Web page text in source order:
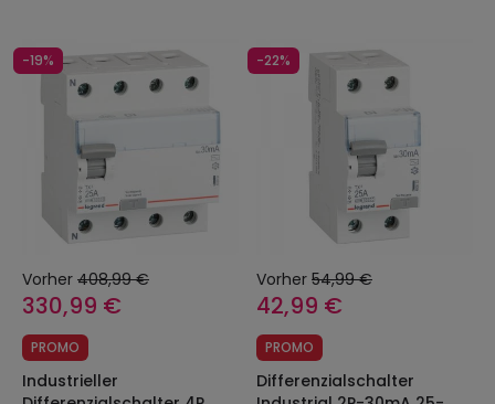
-19%
Vorher 408,99 €
330,99 €
PROMO
Industrieller
-22%
Vorher 54,99 €
42,99 €
PROMO
Differenzialschalter